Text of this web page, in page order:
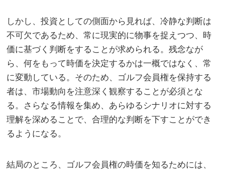
しかし、投資としての側面から見れば、冷静な判断は
不可欠であるため、常に現実的に物事を捉えつつ、時
価に基づく判断をすることが求められる。残念なが
ら、何をもって時価を決定するかは一概ではなく、常
に変動している。そのため、ゴルフ会員権を保持する
者は、市場動向を注意深く観察することが必須とな
る。さらなる情報を集め、あらゆるシナリオに対する
理解を深めることで、合理的な判断を下すことができ
るようになる。
結局のところ、ゴルフ会員権の時価を知るためには、